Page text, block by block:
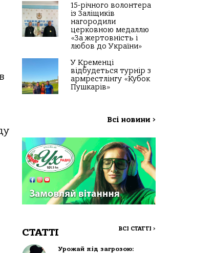
15-річного волонтера
із Заліщиків
нагородили
церковною медаллю
«За жертовність і
любов до України»
У Кременці
відбудеться турнір з
армрестлінгу «Кубок
Пушкарів»
Всі новини >
СТАТТІ ВСІ СТАТТІ >
Урожай під загрозою: